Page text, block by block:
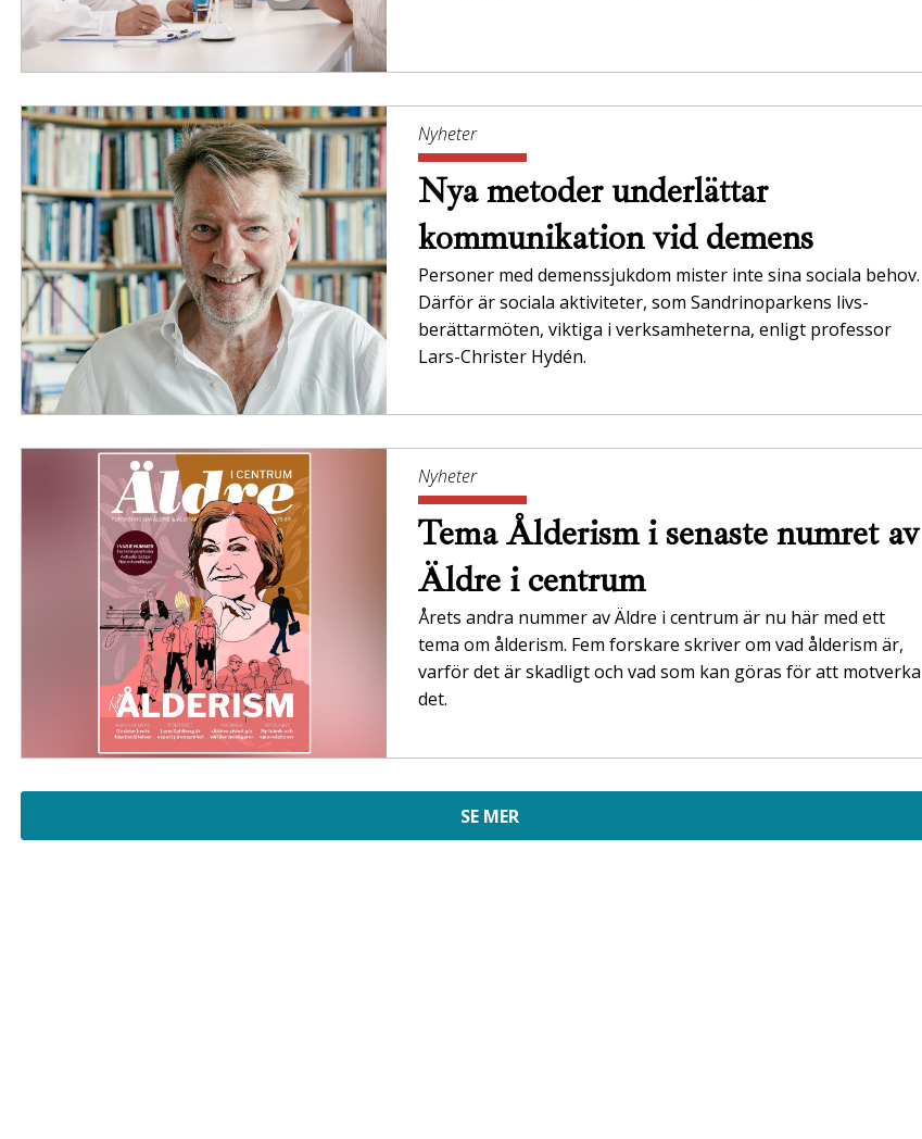
Nyheter
Nya metoder underlättar
kommunikation vid demens
Personer med demenssjukdom mister inte sina sociala behov.
Därför är sociala aktiviteter, som Sandrinoparkens livs­
berättarmöten, viktiga i verksamheterna,­ enligt professor
Lars-Christer Hydén.
Nyheter
Tema Ålderism i senaste numret av
Äldre i centrum
Årets andra nummer av Äldre i centrum är nu här med ett
tema om ålderism. Fem forskare skriver om vad ålderism är,
varför det är skadligt och vad som kan göras för att motverka
det.
SE MER